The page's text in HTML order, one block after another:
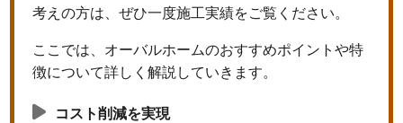
考えの方は、ぜひ一度施工実績をご覧ください。
ここでは、オーバルホームのおすすめポイントや特
徴について詳しく解説していきます。
コスト削減を実現